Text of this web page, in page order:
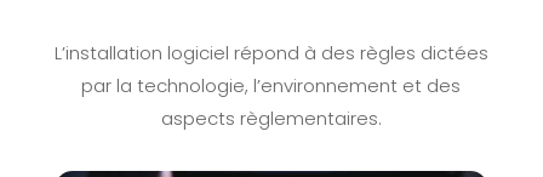
L’installation logiciel répond à des règles dictées
par la technologie, l’environnement et des
aspects règlementaires.